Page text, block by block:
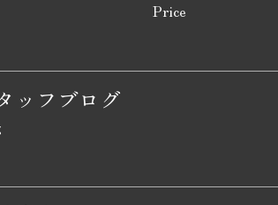
ッフブログ